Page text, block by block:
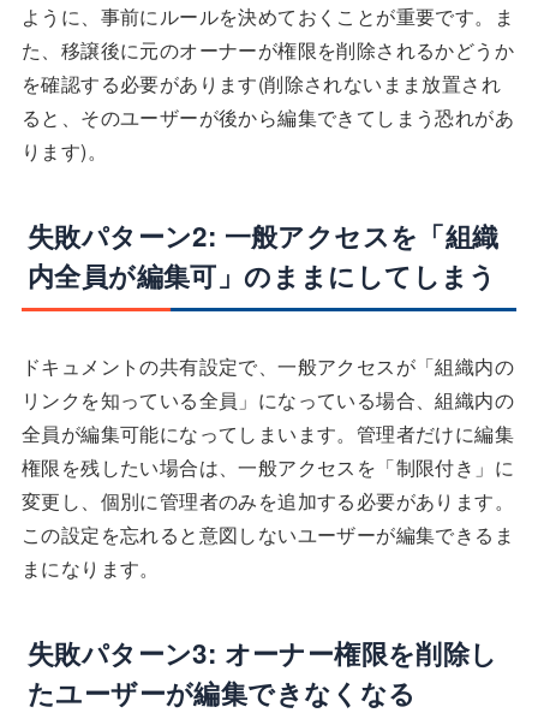
ように、事前にルールを決めておくことが重要です。ま
た、移譲後に元のオーナーが権限を削除されるかどうか
を確認する必要があります(削除されないまま放置され
ると、そのユーザーが後から編集できてしまう恐れがあ
ります)。
失敗パターン2: 一般アクセスを「組織
内全員が編集可」のままにしてしまう
ドキュメントの共有設定で、一般アクセスが「組織内の
リンクを知っている全員」になっている場合、組織内の
全員が編集可能になってしまいます。管理者だけに編集
権限を残したい場合は、一般アクセスを「制限付き」に
変更し、個別に管理者のみを追加する必要があります。
この設定を忘れると意図しないユーザーが編集できるま
まになります。
失敗パターン3: オーナー権限を削除し
たユーザーが編集できなくなる